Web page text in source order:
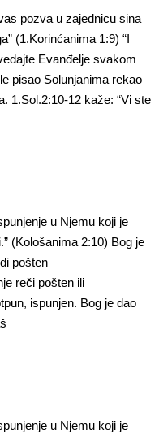
pozva u zajednicu sina
(1.Korinćanima 1:9) “I
Evanđelje svakom
pisao Solunjanima rekao
1.Sol.2:10-12 kaže: “Vi ste
u Njemu koji je
(Kološanima 2:10) Bog je
pošten
reči pošten ili
ispunjen. Bog je dao
u Njemu koji je